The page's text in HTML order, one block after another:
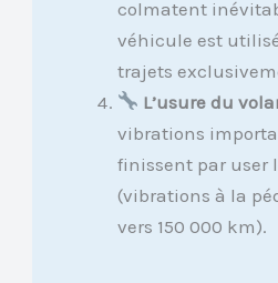
colmatent
véhicule est
trajets
L’usure du
vibrations
finissent par user
(vibrations à la
vers 150 000 km).